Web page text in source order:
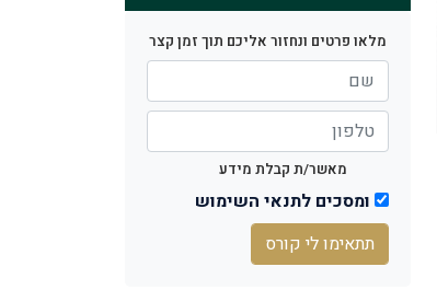
מלאו פרטים ונחזור אליכם תוך זמן קצר
מאשר/ת קבלת מידע
ומסכים לתנאי השימוש
תתאימו לי קורס